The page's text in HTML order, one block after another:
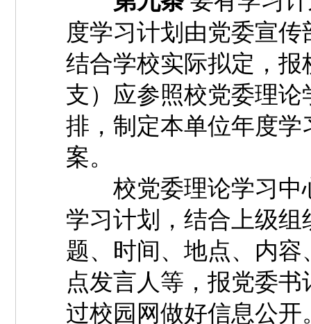
度学习计划由党委宣
结合学校实际拟定，
支）应参照校党委理
排，制定本单位年度
案。
校党委理论学习中
学习计划，结合上级
题、时间、地点、内
点发言人等，报党委
过校园网做好信息公